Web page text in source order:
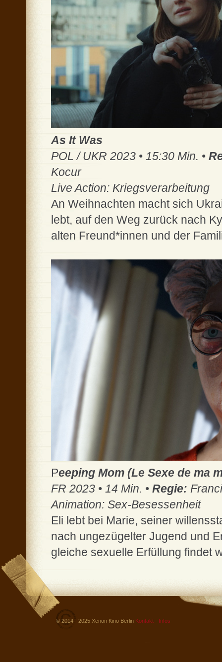
As It Was
POL / UKR 2023 • 15:30 Min. •
Kocur
Live Action: Kriegsverarbeitung
An Weihnachten macht sich
lebt, auf den Weg zurück nach
alten Freund*innen und der
Peeping Mom (Le Sexe de ma
FR 2023 • 14 Min. • Regie:
Animation: Sex-Besessenheit
Eli lebt bei Marie, seiner
nach ungezügelter Jugend und
gleiche sexuelle Erfüllung findet
© 2014 - 2025 Xenon Kino Berlin Kontakt - Infos